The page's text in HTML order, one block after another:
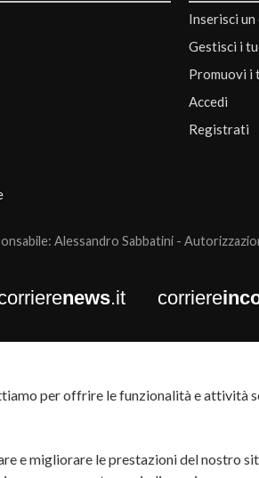
Inserisci
Gestisci i
Promuovi i
Accedi
Registrati
Alessandro Sabbatini -
news.it corriere
per offrire le funzionalità e
migliorare le prestazioni del nostro